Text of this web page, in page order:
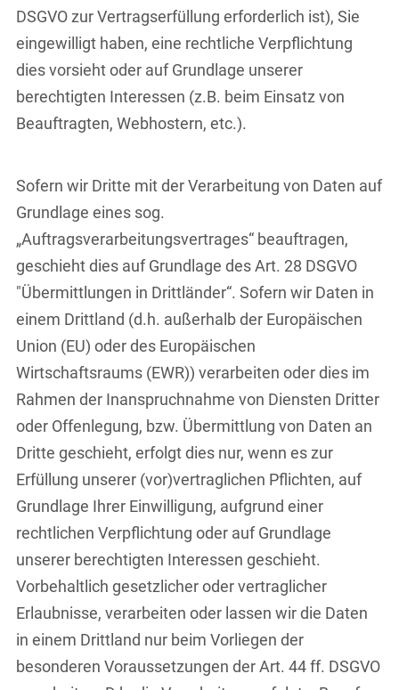
DSGVO zur Vertragserfüllung erforderlich ist), Sie
eingewilligt haben, eine rechtliche Verpflichtung
dies vorsieht oder auf Grundlage unserer
berechtigten Interessen (z.B. beim Einsatz von
Beauftragten, Webhostern, etc.).
Sofern wir Dritte mit der Verarbeitung von Daten auf
Grundlage eines sog.
„Auftragsverarbeitungsvertrages“ beauftragen,
geschieht dies auf Grundlage des Art. 28 DSGVO
"Übermittlungen in Drittländer“. Sofern wir Daten in
einem Drittland (d.h. außerhalb der Europäischen
Union (EU) oder des Europäischen
Wirtschaftsraums (EWR)) verarbeiten oder dies im
Rahmen der Inanspruchnahme von Diensten Dritter
oder Offenlegung, bzw. Übermittlung von Daten an
Dritte geschieht, erfolgt dies nur, wenn es zur
Erfüllung unserer (vor)vertraglichen Pflichten, auf
Grundlage Ihrer Einwilligung, aufgrund einer
rechtlichen Verpflichtung oder auf Grundlage
unserer berechtigten Interessen geschieht.
Vorbehaltlich gesetzlicher oder vertraglicher
Erlaubnisse, verarbeiten oder lassen wir die Daten
in einem Drittland nur beim Vorliegen der
besonderen Voraussetzungen der Art. 44 ff. DSGVO